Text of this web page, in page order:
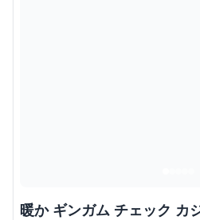
暖か ギンガム チェック カ